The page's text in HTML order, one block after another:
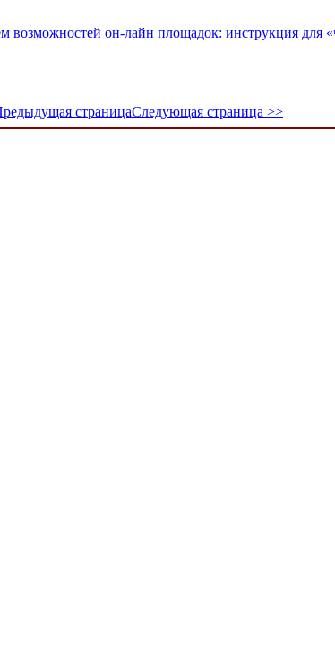
возможностей он-лайн площадок: инструкция для
страницаСледующая страница >>